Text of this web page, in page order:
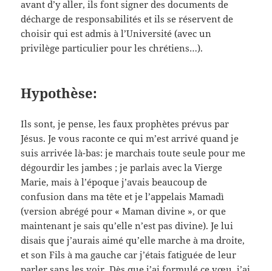
avant d’y aller, ils font signer des documents de
décharge de responsabilités et ils se réservent de
choisir qui est admis à l’Université (avec un
privilège particulier pour les chrétiens…).
Hypothèse:
Ils sont, je pense, les faux prophètes prévus par
Jésus. Je vous raconte ce qui m’est arrivé quand je
suis arrivée là-bas: je marchais toute seule pour me
dégourdir les jambes ; je parlais avec la Vierge
Marie, mais à l’époque j’avais beaucoup de
confusion dans ma tête et je l’appelais Mamadì
(version abrégé pour « Maman divine », or que
maintenant je sais qu’elle n’est pas divine). Je lui
disais que j’aurais aimé qu’elle marche à ma droite,
et son Fils à ma gauche car j’étais fatiguée de leur